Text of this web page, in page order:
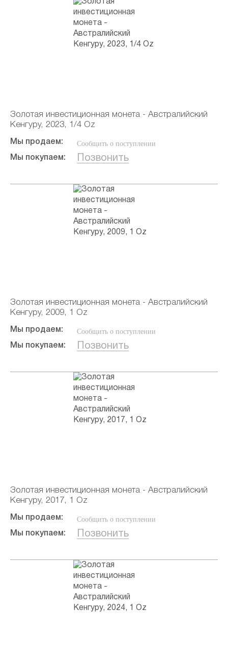
Золотая инвестиционная монета - Австралийский
Кенгуру, 2023, 1/4 Oz
Мы продаем: Сообщить о поступлении
Мы покупаем: Позвонить
Золотая инвестиционная монета - Австралийский
Кенгуру, 2009, 1 Oz
Мы продаем: Сообщить о поступлении
Мы покупаем: Позвонить
Золотая инвестиционная монета - Австралийский
Кенгуру, 2017, 1 Oz
Мы продаем: Сообщить о поступлении
Мы покупаем: Позвонить